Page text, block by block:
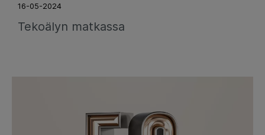
16-05-2024
Tekoälyn matkassa